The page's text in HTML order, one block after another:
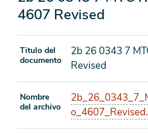
4607 Revised
Titulo del
documento
2b 26 0343 7
Revised
Nombre
del archivo